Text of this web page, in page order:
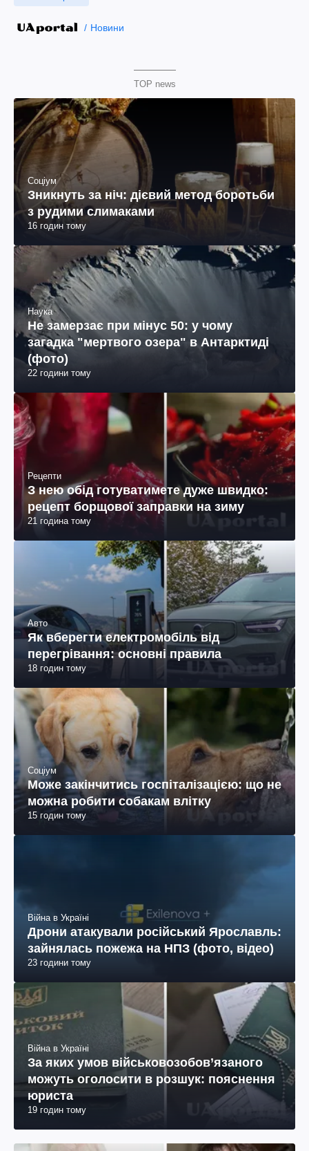
Новини
TOP news
Соціум
Зникнуть за ніч: дієвий метод боротьби
з рудими слимаками
16 годин тому
Наука
Не замерзає при мінус 50: у чому
загадка "мертвого озера" в Антарктиді
(фото)
22 години тому
Рецепти
З нею обід готуватимете дуже швидко:
рецепт борщової заправки на зиму
21 година тому
Авто
Як вберегти електромобіль від
перегрівання: основні правила
18 годин тому
Соціум
Може закінчитись госпіталізацією: що не
можна робити собакам влітку
15 годин тому
Війна в Україні
Дрони атакували російський Ярославль:
зайнялась пожежа на НПЗ (фото, відео)
23 години тому
Війна в Україні
За яких умов військовозобов’язаного
можуть оголосити в розшук: пояснення
юриста
19 годин тому